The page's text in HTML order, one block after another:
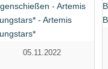
05.11.2022